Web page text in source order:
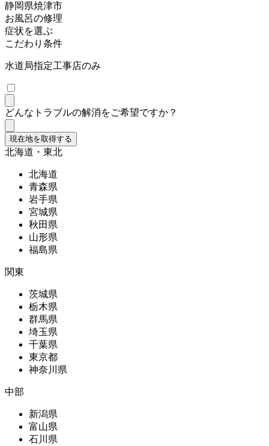
静岡県焼津市
お風呂の修理
症状を選ぶ
こだわり条件
水道局指定工事店のみ
どんなトラブルの解消をご希望ですか？
現在地を取得する
北海道・東北
北海道
青森県
岩手県
宮城県
秋田県
山形県
福島県
関東
茨城県
栃木県
群馬県
埼玉県
千葉県
東京都
神奈川県
中部
新潟県
富山県
石川県